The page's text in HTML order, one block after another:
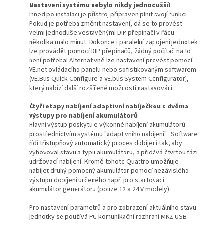
Nastavení systému nebylo nikdy jednodušší!
Ihned po instalaci je přístroj připraven plnit svojí funkci.
Pokud je potřeba změnit nastavení, dá se to provést
velmi jednoduše vestavěnými DIP přepínači v řádu
několika málo minut. Dokonce i paralelní zapojení jednotek
lze provádět pomocí DIP přepínačů, žádný počítač na to
není potřeba! Alternativně lze nastavení provést pomocí
VE.net ovládacího panelu nebo sofistikovaným softwarem
(VE.Bus Quick Configure a VE.bus System Configurator),
který nabízí další rozšířené možnosti nastavování.
Čtyři etapy nabíjení adaptivní nabíječkou s dvěma
výstupy pro nabíjení akumulátorů
Hlavní výstup poskytuje výkonné nabíjení akumulátorů
prostřednictvím systému "adaptivního nabíjení" . Software
řídí třístupňový automatický proces dobíjení tak, aby
vyhovoval stavu a typu akumulátoru, a přidává čtvrtou fázi
udržovací nabíjení. Kromě tohoto Quattro umožňuje
nabíjet druhý pomocný akumulátor pomocí nezávislého
výstupu dobíjení určeného např. pro startovací
akumulátor generátoru (pouze 12 a 24 V modely).
Pro nastavení parametrů a pro zobrazení aktuálního stavu
jednotky se používá PC komunikační rozhraní MK2-USB.